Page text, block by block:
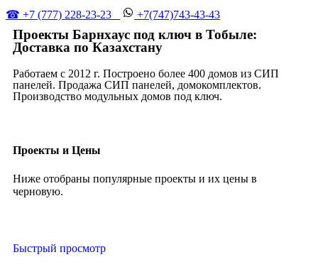
☎ +7 (777) 228-23-23 +7(747)743-43-43
Проекты Барнхаус под ключ в Тобыле:
Доставка по Казахстану
Работаем с 2012 г. Построено более 400 домов из СИП
панелей. Продажа СИП панелей, домокомплектов.
Производство модульных домов под ключ.
Проекты и Цены
Ниже отобраны популярные проекты и их цены в
черновую.
Быстрый просмотр